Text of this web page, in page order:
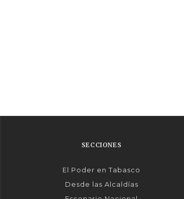
SECCIONES
El Poder en Tabasco
Desde las Alcaldías